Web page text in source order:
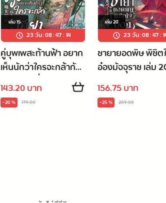
เล่ม15
23 วัน:08:47:13
คู่บุพเพสะท้านฟ้า อยาก
เห็นนักว่าใครจะกล้ากับ
ชายาผู้บ้าบิ่น เล่ม 15
143.20 บาท
-20 % 179.00
เล่ม20
23 วัน:08:47:
ชายายอดพิษ พิชิต
อ๋องมัจจุราช เล่ม
(เล่มจบ)
156.75 บาท
-25 % 209.00